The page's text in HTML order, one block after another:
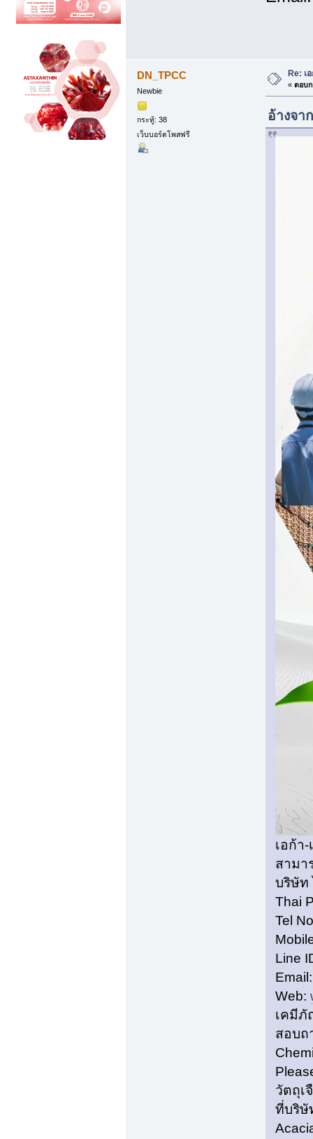
DN_TPCC
Newbie
กระทู้: 38
เว็บบอร์ดโพสฟรี
Re: เ
« ตอบก
อ้างจา
เอก้า
สามา
บริษัท
Thai
Tel
Line
Web:
เคมีภั
สอบถ
วัตถุเ
ที่บริษั